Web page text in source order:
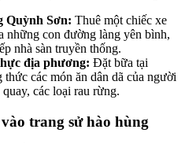
Quỳnh Sơn: Thuê một chiếc xe
những con đường làng yên bình,
nhà sàn truyền thống.
địa phương: Đặt bữa tại
thức các món ăn dân dã của người
các loại rau rừng.
trang sử hào hùng